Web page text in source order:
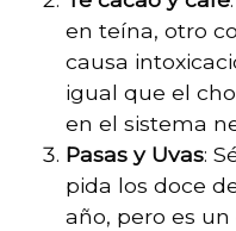
en teína, otro
causa
igual que el
en el sistema
Pasas y Uvas:
pida los doce
año, pero es un